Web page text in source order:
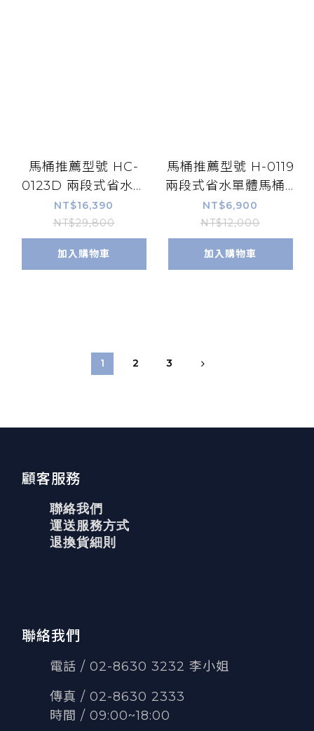
馬桶推薦型號 HC-
0123D 兩段式省水單
體馬桶 *
NT$16,390
NT$29,800
加入購物車
馬桶推薦型號 H-0119
兩段式省水單體馬桶 *
限時特價
NT$6,900
NT$12,000
加入購物車
1 2 3
顧客服務
聯絡我們
運送服務方式
退換貨細則
聯絡我們
電話 / 02-8630 3232 李小姐
傳真 / 02-8630 2333
時間 / 09:00~18:00